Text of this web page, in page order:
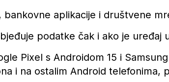
bankovne aplikacije i društvene
podatke čak i ako je uređaj
Pixel s Androidom 15 i
i na ostalim Android telefonima,